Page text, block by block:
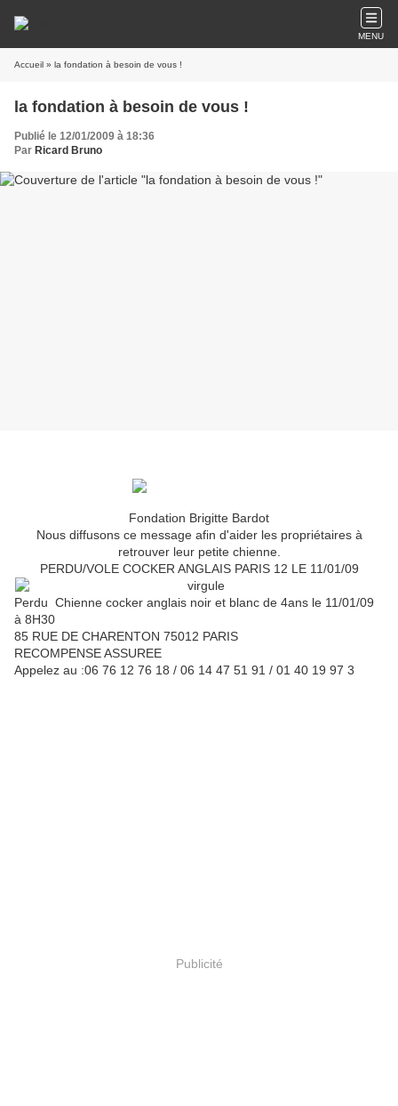
MENU
Accueil » la fondation à besoin de vous !
la fondation à besoin de vous !
Publié le 12/01/2009 à 18:36
Par Ricard Bruno
Fondation Brigitte Bardot
Nous diffusons ce message afin d'aider les propriétaires à
retrouver leur petite chienne.
PERDU/VOLE COCKER ANGLAIS PARIS 12 LE 11/01/09
Perdu Chienne cocker anglais noir et blanc de 4ans le 11/01/09
à 8H30
85 RUE DE CHARENTON 75012 PARIS
RECOMPENSE ASSUREE
Appelez au :06 76 12 76 18 / 06 14 47 51 91 / 01 40 19 97 3
Publicité